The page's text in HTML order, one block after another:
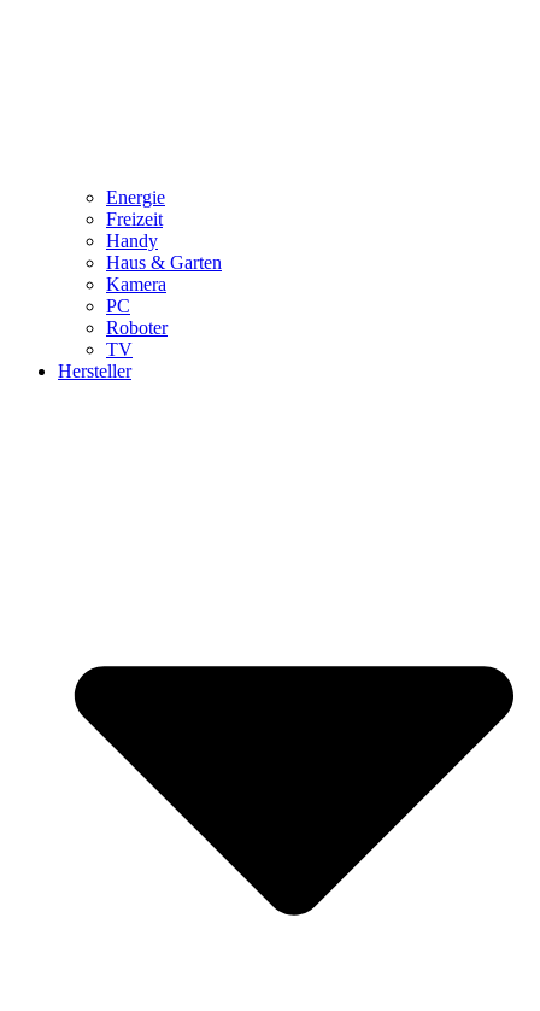
Energie
Freizeit
Handy
Haus & Garten
Kamera
PC
Roboter
TV
Hersteller